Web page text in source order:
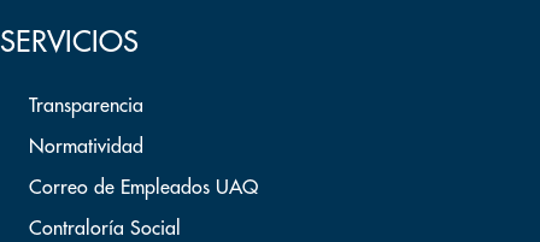
SERVICIOS
Transparencia
Normatividad
Correo de Empleados UAQ
Contraloría Social